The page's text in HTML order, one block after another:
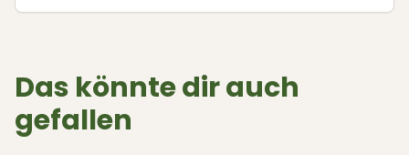
Das könnte dir auch
gefallen